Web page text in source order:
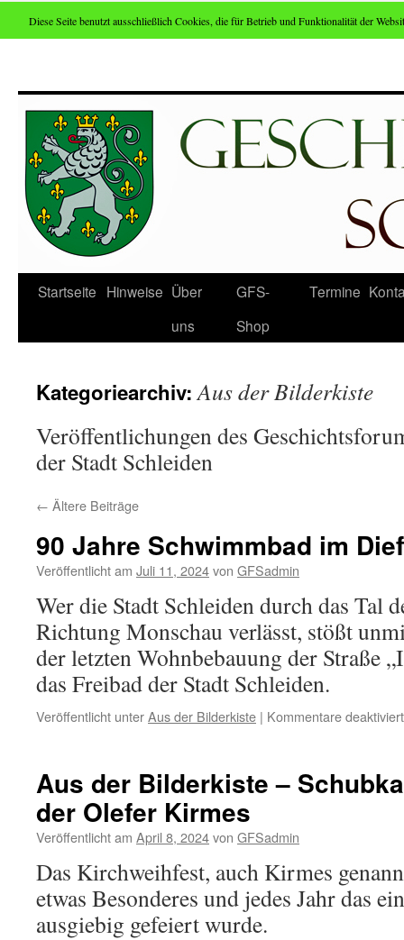
Zum
Inhalt
Startseite Hinweise Über
uns
GFS-
Shop
Termine
Kategoriearchiv:Aus der Bilderkiste
Veröffentlichungen des
der Stadt Schleiden
← Ältere Beiträge
90 Jahre Schwimmbad im
Veröffentlicht am Juli 11, 2024von GFSadmin
Wer die Stadt Schleiden durch das Tal
Richtung Monschau verlässt, stößt
der letzten Wohnbebauung der Straße
das Freibad der Stadt Schleiden.
Veröffentlicht unterAus der Bilderkiste | Kommentare deaktiviert
Aus der Bilderkiste –
der Olefer Kirmes
Veröffentlicht am April 8, 2024von GFSadmin
Das Kirchweihfest, auch Kirmes
etwas Besonderes und jedes Jahr das
ausgiebig gefeiert wurde.
Diese Seite benutzt ausschließlich Cookies, die für Betrieb und Funktionalität der